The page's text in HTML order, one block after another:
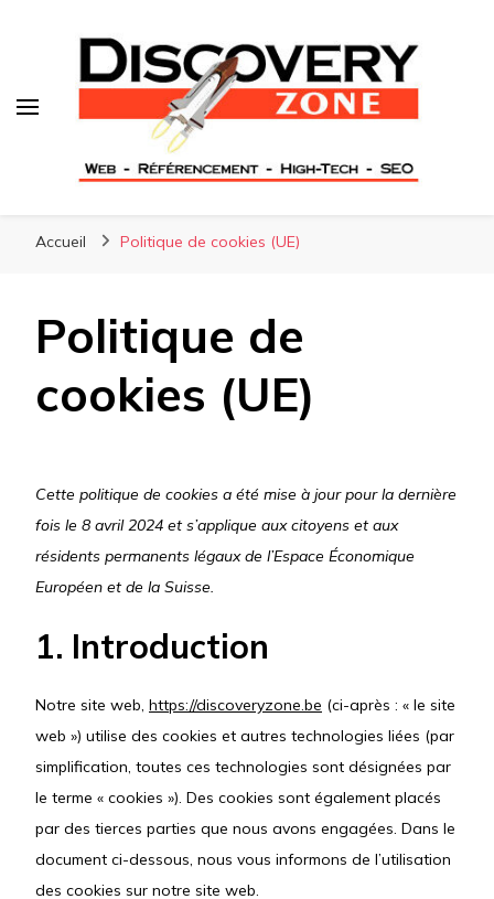
Accueil Politique de cookies (UE)
Politique de
cookies (UE)
Cette politique de cookies a été mise à jour pour la dernière
fois le 8 avril 2024 et s’applique aux citoyens et aux
résidents permanents légaux de l’Espace Économique
Européen et de la Suisse.
1. Introduction
Notre site web, https://discoveryzone.be (ci-après : « le site
web ») utilise des cookies et autres technologies liées (par
simplification, toutes ces technologies sont désignées par
le terme « cookies »). Des cookies sont également placés
par des tierces parties que nous avons engagées. Dans le
document ci-dessous, nous vous informons de l’utilisation
des cookies sur notre site web.